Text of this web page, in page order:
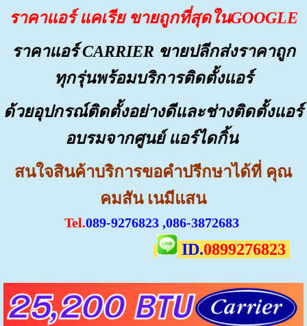
ราคาแอร์ แคเรีย ขายถูกที่สุดในGOOGLE
ราคาแอร์ CARRIER ขายปลีกส่งราคาถูก
ทุกรุ่นพร้อมบริการติดตั้งแอร์
ด้วยอุปกรณ์ติดตั้งอย่างดีและช่างติดตั้งแอร์
อบรมจากศูนย์ แอร์ไดกิ้น
สนใจสินค้าบริการขอคำปรีกษาได้ที่ คุณ
คมสัน เนมีแสน
Tel.089-9276823 ,086-3872683
ID.0899276823